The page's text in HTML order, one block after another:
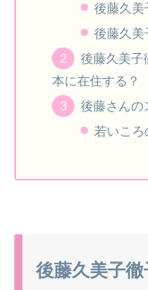
後藤久美
後藤久美
後藤久美子
本に在住する？
後藤さんの
若いころ
後藤久美子